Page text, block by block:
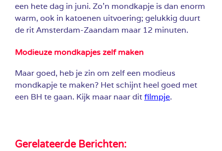
een hete dag in juni. Zo’n mondkapje is dan enorm
warm, ook in katoenen uitvoering; gelukkig duurt
de rit Amsterdam-Zaandam maar 12 minuten.
Modieuze mondkapjes zelf maken
Maar goed, heb je zin om zelf een modieus
mondkapje te maken? Het schijnt heel goed met
een BH te gaan. Kijk maar naar ditfilmpje.
Gerelateerde Berichten: